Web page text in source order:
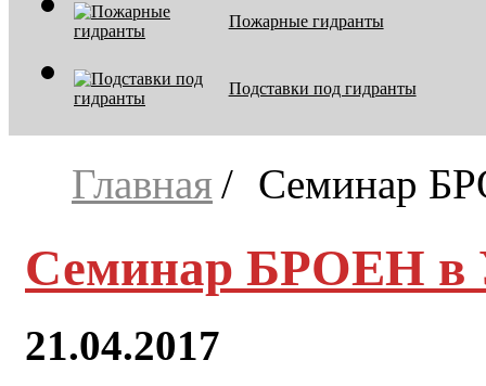
Пожарные гидранты
Подставки под гидранты
Главная Семинар
Семинар БРОЕН в
21.04.2017